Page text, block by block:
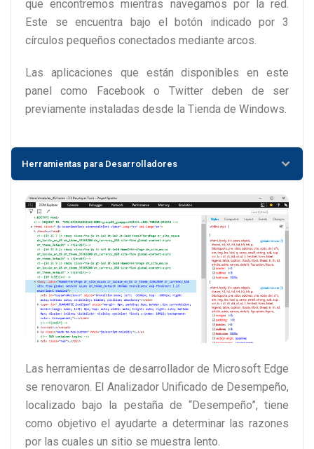
que encontremos mientras navegamos por la red.
Este se encuentra bajo el botón indicado por 3
círculos pequeños conectados mediante arcos.
Las aplicaciones que están disponibles en este
panel como Facebook o Twitter deben de ser
previamente instaladas desde la Tienda de Windows.
Herramientas para Desarrolladores
Las herramientas de desarrollador de Microsoft Edge
se renovaron. El Analizador Unificado de Desempeño,
localizado bajo la pestaña de “Desempeño”, tiene
como objetivo el ayudarte a determinar las razones
por las cuales un sitio se muestra lento.